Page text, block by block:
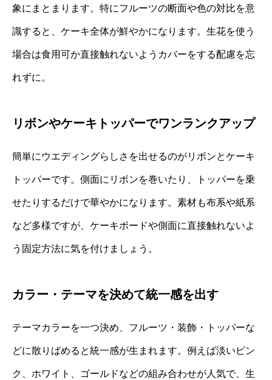
象にまとまります。特にフルーツの断面や色の対比を意
識すると、ケーキ全体が鮮やかになります。生花を使う
場合は食用可か直接触れないようカバーをする配慮を忘
れずに。
リボンやケーキトッパーでワンランクアップ
簡単にウエディングらしさを出せるのがリボンとケーキ
トッパーです。側面にリボンを巻いたり、トッパーを乗
せたりするだけで華やかになります。素材も布系や紙系
など多様ですが、ケーキボードや側面に直接触れないよ
う固定方法に気を付けましょう。
カラー・テーマを決めて統一感を出す
テーマカラーを一つ決め、フルーツ・装飾・トッパーな
どに散りばめると統一感が生まれます。例えば淡いピン
ク、ホワイト、ゴールドなどの組み合わせが人気で、生